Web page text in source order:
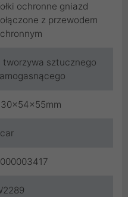
ochronne gniazd
z przewodem
tworzywa sztucznego